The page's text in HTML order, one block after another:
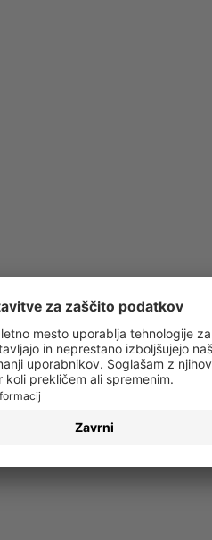
obvestila o vseh trendih in